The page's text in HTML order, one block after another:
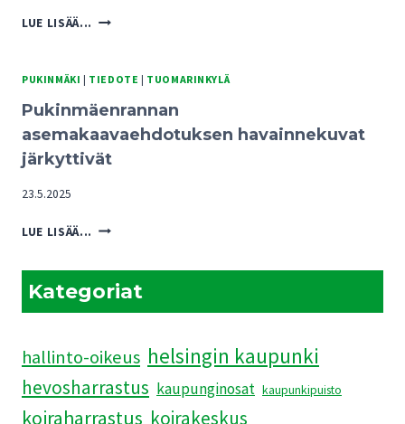
LUE LISÄÄ... PUKINMÄENRANNAN
TUOMARINKYLÄN
TULEVAISUUDELLE
PUKINMÄKI | TIEDOTE | TUOMARINKYLÄ
Pukinmäenrannan
asemakaavaehdotuksen havainnekuvat
järkyttivät
23.5.2025
LUE LISÄÄ... PUKINMÄENRANNAN
JÄRKYTTIVÄT
Kategoriat
hallinto-oikeus helsingin kaupunki
hevosharrastus kaupunginosat kaupunkipuisto
koiraharrastus koirakeskus